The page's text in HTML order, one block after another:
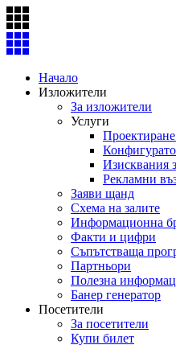
Начало
Изложители
За изложители
Услуги
Изисквания
Рекламни
Заяви щанд
Схема на залите
Информационна
Факти и цифри
Съпътстваща
Партньори
Полезна
Банер генератор
Посетители
За посетители
Купи билет